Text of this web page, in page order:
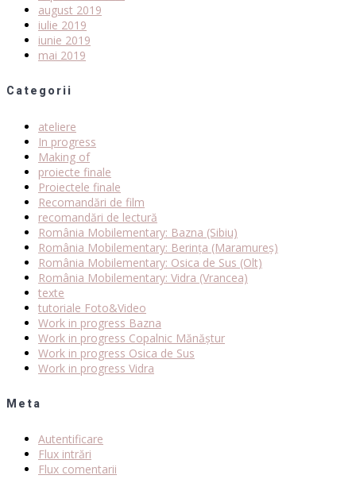
august 2019
iulie 2019
iunie 2019
mai 2019
Categorii
ateliere
In progress
Making of
proiecte finale
Proiectele finale
Recomandări de film
recomandări de lectură
România Mobilementary: Bazna (Sibiu)
România Mobilementary: Berința (Maramureș)
România Mobilementary: Osica de Sus (Olt)
România Mobilementary: Vidra (Vrancea)
texte
tutoriale Foto&Video
Work in progress Bazna
Work in progress Copalnic Mănăștur
Work in progress Osica de Sus
Work in progress Vidra
Meta
Autentificare
Flux intrări
Flux comentarii